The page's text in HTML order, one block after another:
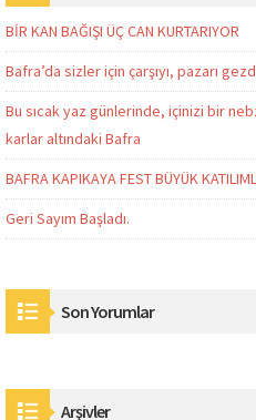
BİR KAN BAĞIŞI ÜÇ CAN KURTARIYOR
Bafra’da sizler için çarşıyı, pazarı
Bu sıcak yaz günlerinde, içinizi bir
karlar altındaki Bafra
BAFRA KAPIKAYA FEST BÜYÜK
Geri Sayım Başladı.
Son Yorumlar
Arşivler